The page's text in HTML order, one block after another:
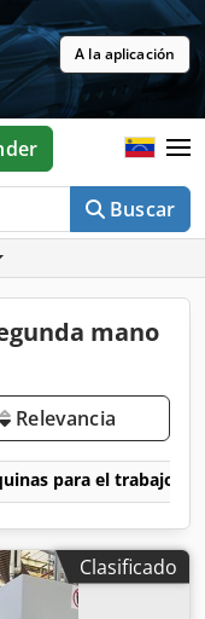
A la aplicación
Buscar
mano
Relevancia
para el trabajo
Clasificado